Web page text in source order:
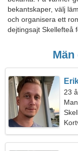
bekantskaper, välj
och organisera ett
dejtingsajt Skellefteå
23